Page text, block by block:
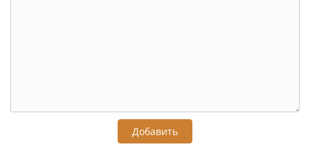
Добавить